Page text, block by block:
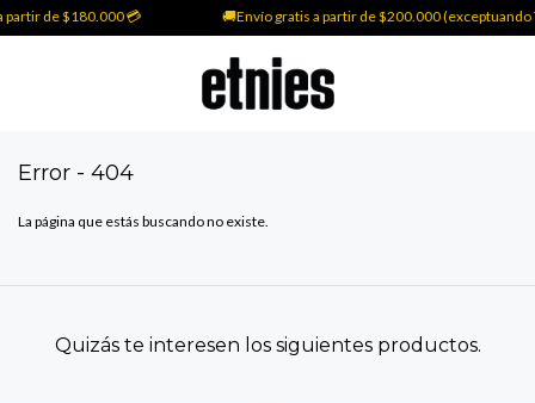
de $180.000 💳 🚚Envío gratis a partir de $200.000 (exceptuando
Error - 404
La página que estás buscando no existe.
Quizás te interesen los siguientes productos.